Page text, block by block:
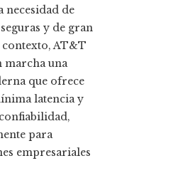
necesidad de
y de gran
contexto, AT&T
marcha una
que ofrece
latencia y
para
empresariales